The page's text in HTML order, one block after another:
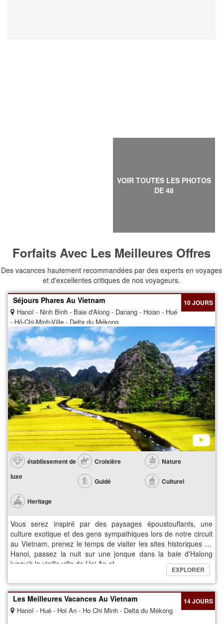
VOIR TOUTES LES PHOTOS
DE 48
Forfaits Avec Les Meilleures Offres
Des vacances hautement recommandées par des experts en voyages
et d'excellentes critiques de nos voyageurs.
Séjours Phares Au Vietnam
Hanoï - Ninh Binh - Baie d'Along - Danang - Hoian - Hué
- Hô-Chi-Minh-Ville - Delta du Mékong
10 JOURS
établissement de
luxe
Croisière Nature
Guidé Culturel
Heritage
Vous serez inspiré par des paysages époustouflants, une
culture exotique et des gens sympathiques lors de notre circuit
au Vietnam, prenez le temps de visiter les sites historiques de
Hanoi, passez la nuit sur une jonque dans la baie d'Halong
jusqu'à la vieille ville de Hoi An et...
EXPLORER
Les Meilleures Vacances Au Vietnam
Hanoï - Hué - Hoi An - Ho Chi Minh - Delta du Mékong
14 JOURS